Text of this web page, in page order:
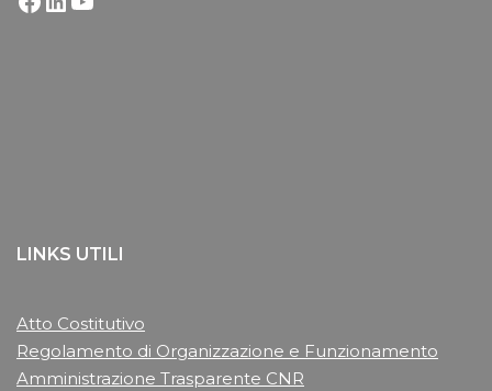
LINKS UTILI
Atto Costitutivo
Regolamento di Organizzazione e Funzionamento
Amministrazione Trasparente CNR